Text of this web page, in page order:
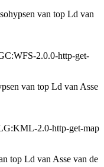
van top Ld van
2.0.0-http-get-
van top Ld van Asse
2.0-http-get-map
top Ld van Asse van de